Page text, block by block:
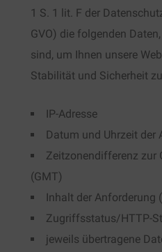
1 S. 1 lit. F der
GVO) die folgenden
sind, um Ihnen unsere
Stabilität und Sicherheit
IP-Adresse
Datum und Uhrzeit der
Zeitzonendifferenz zur
(GMT)
Inhalt der Anforderung
Zugriffsstatus/HTTP-
jeweils übertragene